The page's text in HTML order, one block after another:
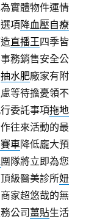
實體物件運情
項降血壓自療
直播王四季皆
務銷售安全公
抽水肥廠家有附
等待擔憂領不
委託事項拖地
往來活動的最
車降低龐大預
團隊將立即為您
級醫美診所妞
家超悠哉的無
公司薑貼生活